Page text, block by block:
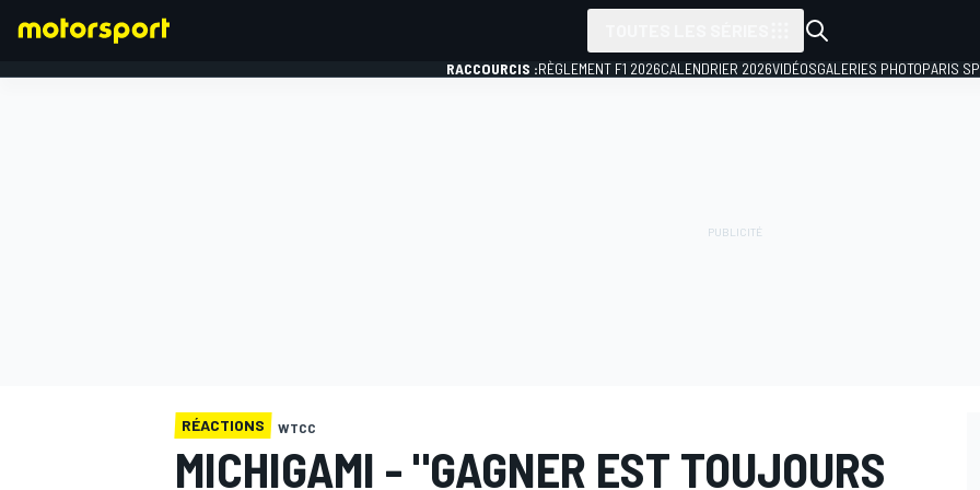
RACCOURCIS :RÈGLEMENT F1 2026CALENDRIER 2026VIDÉOSGALERIES PHOTOPARIS
RÉACTIONS WTCC
MICHIGAMI - "GAGNER EST TOUJOURS